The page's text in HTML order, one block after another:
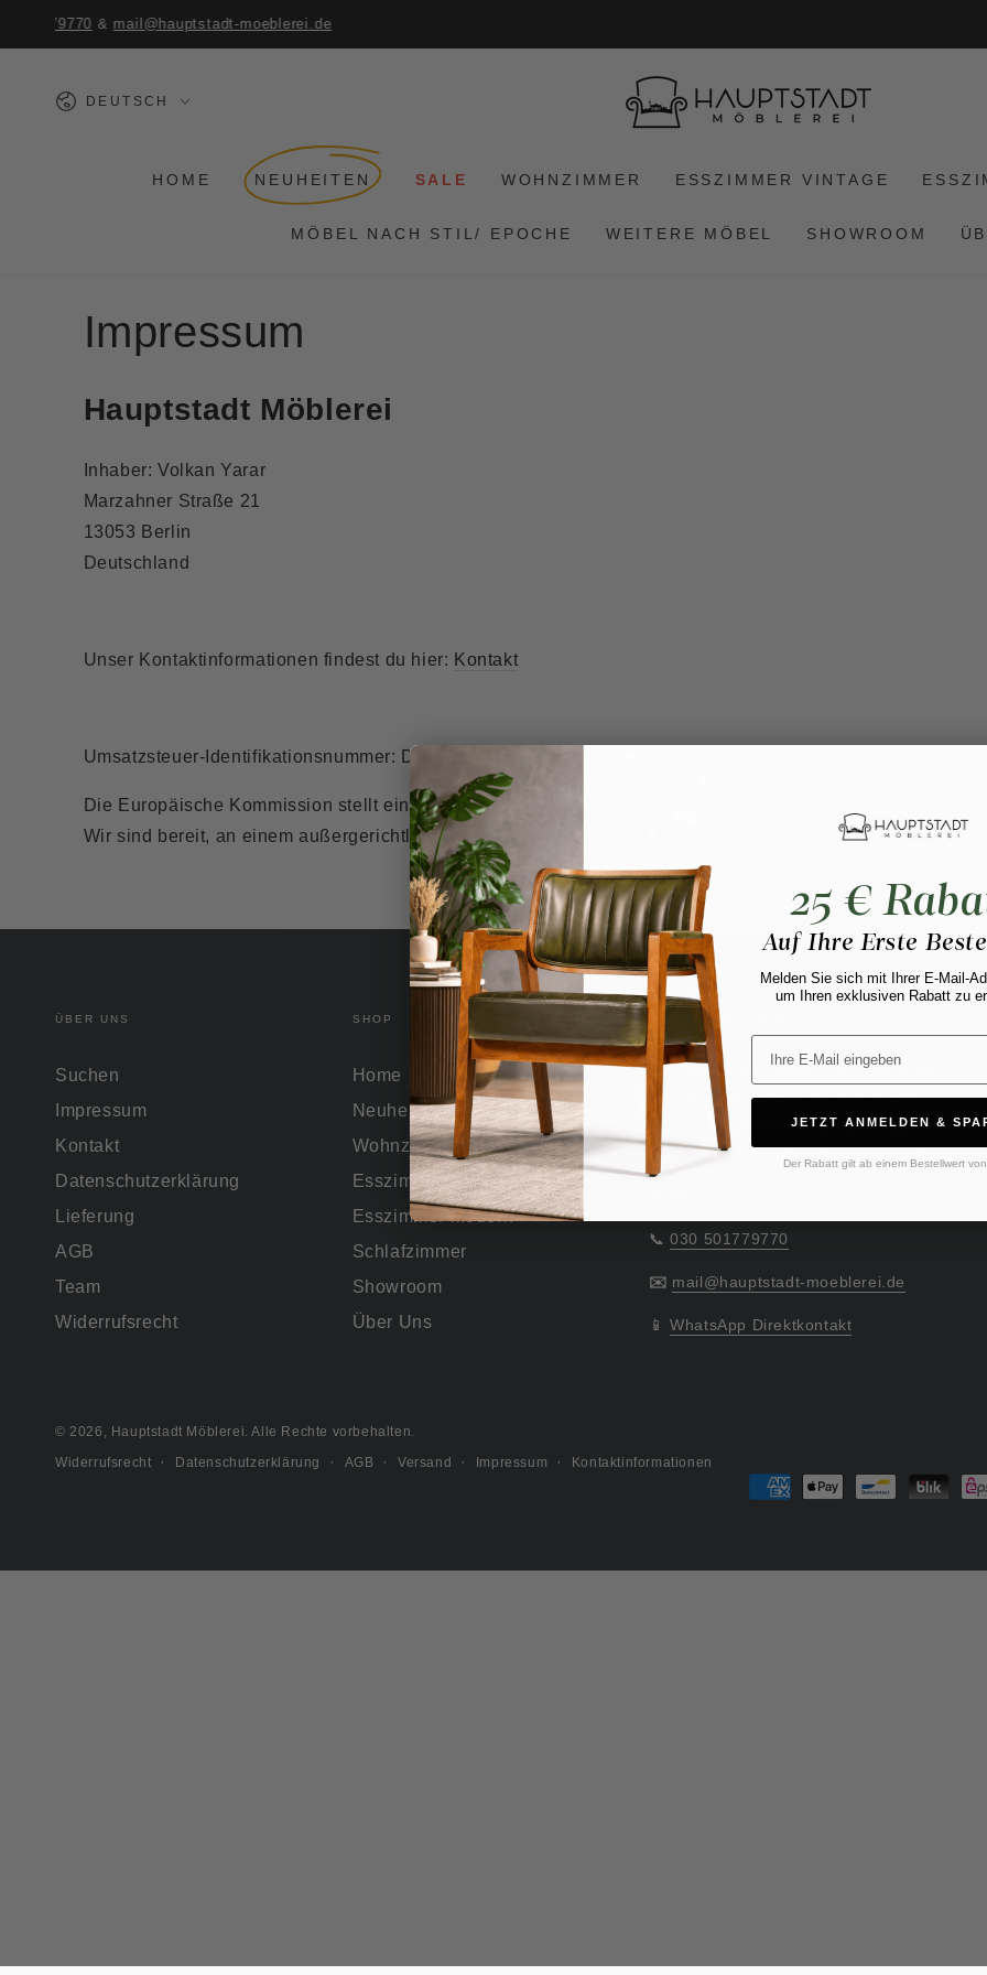
SPRINGEN
Sprache
DEUTSCH
HOME NEUHEITEN SALE WOHNZIMMER ESSZIMMER VINTAGE
MÖBEL NACH STIL/ EPOCHE WEITERE MÖBEL SHOWROOM
Impressum
Hauptstadt Möblerei
Inhaber: Volkan Yarar
Marzahner Straße 21
13053 Berlin
Deutschland
Unser Kontaktinformationen findest du hier: Kontakt
Umsatzsteuer-Identifikationsnummer: DE302400278
Die Europäische Kommission stellt eine Plattform zur Online-Streitbeilegung (OS) bereit, die Sie hier finden
Wir sind bereit, an einem außergerichtlichen Schlichtungsverfahren vor einer
ÜBER UNS
Suchen
Impressum
Kontakt
Datenschutzerklärung
Lieferung
AGB
Team
Widerrufsrecht
SHOP
Home
Neuheiten
Wohnzimmer
Esszimmer Vintage
Esszimmer Modern
Schlafzimmer
Showroom
Über Uns
LASS UNS IN KONTAKT BLEIBEN
In unserem Kontaktbereichfindest Du
alle Möglichkeiten, uns zu erreichen.
Für alles andere kannst Du uns gerne
telefonisch oder per Mail kontaktieren.
📞030 501779770
✉️ mail@hauptstadt-moeblerei.de
📱WhatsApp Direktkontakt
© 2026, Hauptstadt Möblerei. Alle Rechte vorbehalten.
Widerrufsrecht
Datenschutzerklärung AGB Versand Impressum Kontaktinformationen
25 €
Auf Ihre Erste
Melden Sie sich mit Ihrer E-Mail-
um Ihren exklusiven Rabatt zu
Email
JETZT ANMELDEN &
Der Rabatt gilt ab einem Bestellwert